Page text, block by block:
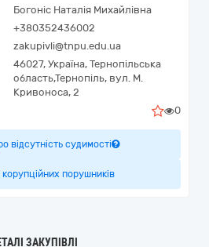
Богоніс Наталія Михайлівна
+380352436002
zakupivli@tnpu.edu.ua
46027, Україна, Тернопільська
область,Тернопіль, вул. М.
Кривоноса, 2
0
відсутність судимості
корупційних порушників
ЗАКУПІВЛІ